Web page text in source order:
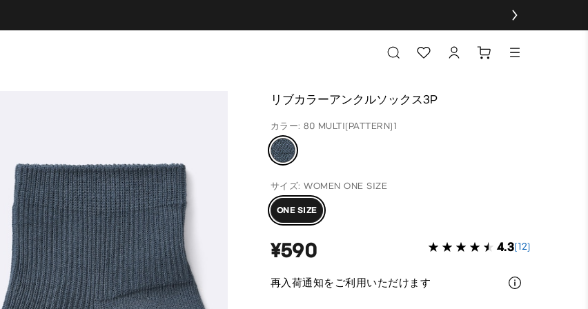
リブカラーアンクルソックス3P
カラー: 80 MULTI(PATTERN)1
サイズ: WOMEN ONE SIZE
ONE SIZE
¥590 4.3(12)
再入荷通知をご利用いただけます